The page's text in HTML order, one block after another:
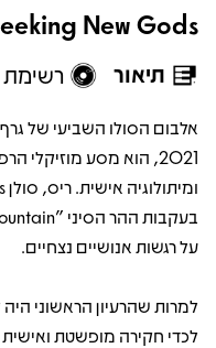
New Gods
תיאור רשימת
2021, הוא מסע מוזיקלי
על רגשות אנושיים נצחיים.
למרות שהרעיון הראשוני
לכדי חקירה מופשטת